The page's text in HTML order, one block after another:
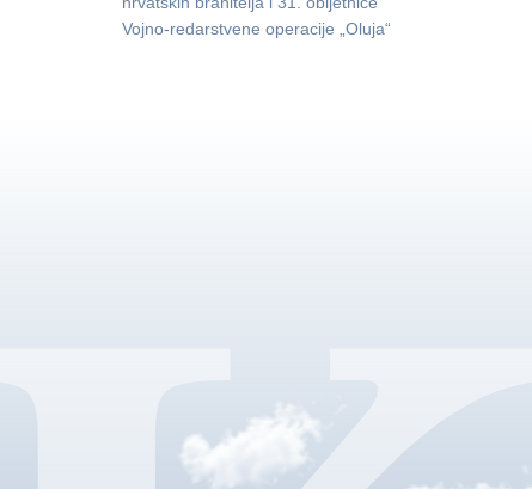
Vojno-redarstvene operacije „Oluja“